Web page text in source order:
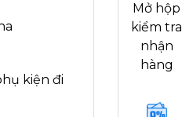
kiện đi
Mở hộp
kiểm tra
nhận
hàng